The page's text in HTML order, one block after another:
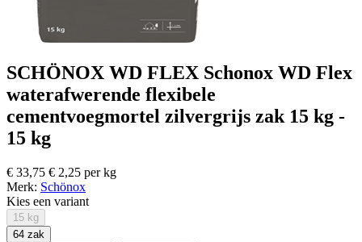
SCHÖNOX WD FLEX Schonox WD Flex
waterafwerende flexibele
cementvoegmortel zilvergrijs zak 15 kg -
15 kg
€ 33,75 € 2,25 per kg
Merk: Schönox
Kies een variant
15 kg
64 zak